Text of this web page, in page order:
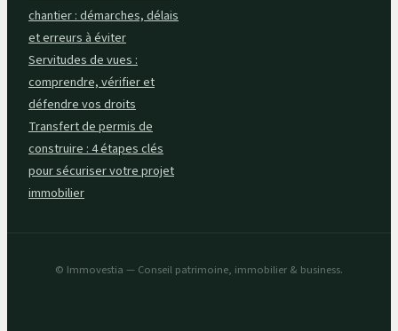
chantier : démarches, délais
et erreurs à éviter
Servitudes de vues :
comprendre, vérifier et
défendre vos droits
Transfert de permis de
construire : 4 étapes clés
pour sécuriser votre projet
immobilier
© Immovestia — Conseil patrimoine, immobilier & business.